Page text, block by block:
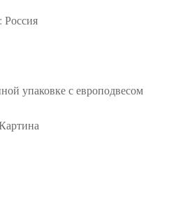
Россия
упаковке с европодвесом